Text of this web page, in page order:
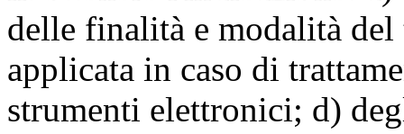
delle finalità e modalità
applicata in caso di
strumenti elettronici; d)